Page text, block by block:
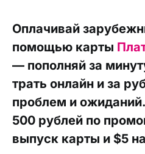
Оплачивай
помощью карты
— пополняй за
трать онлайн и за
проблем и
500 рублей по
выпуск карты и $5